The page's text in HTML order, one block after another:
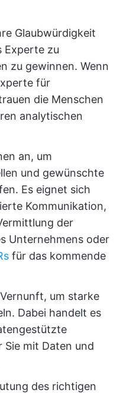
Glaubwürdigkeit
Experte zu
zu gewinnen. Wenn
für
die Menschen
analytischen
an, um
und gewünschte
Es eignet sich
Kommunikation,
der
Unternehmens oder
für das kommende
um starke
Dabei handelt es
Sie mit Daten und
des richtigen